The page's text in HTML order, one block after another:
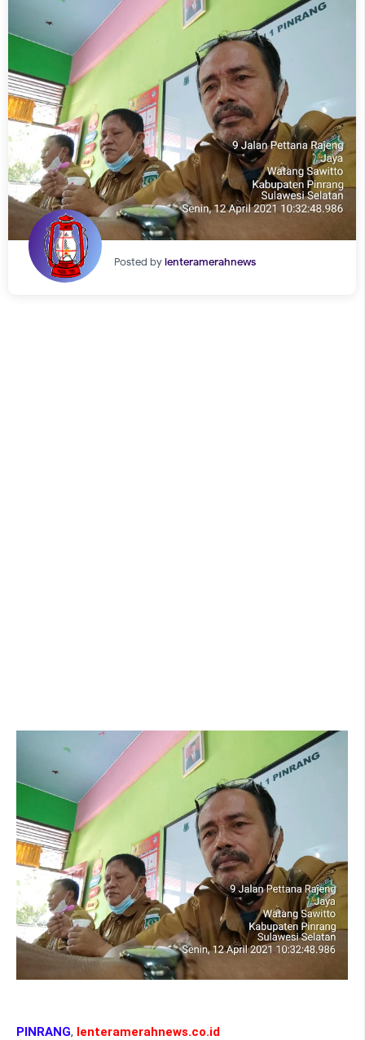
Posted bylenteramerahnews
PINRANG, lenteramerahnews.co.id